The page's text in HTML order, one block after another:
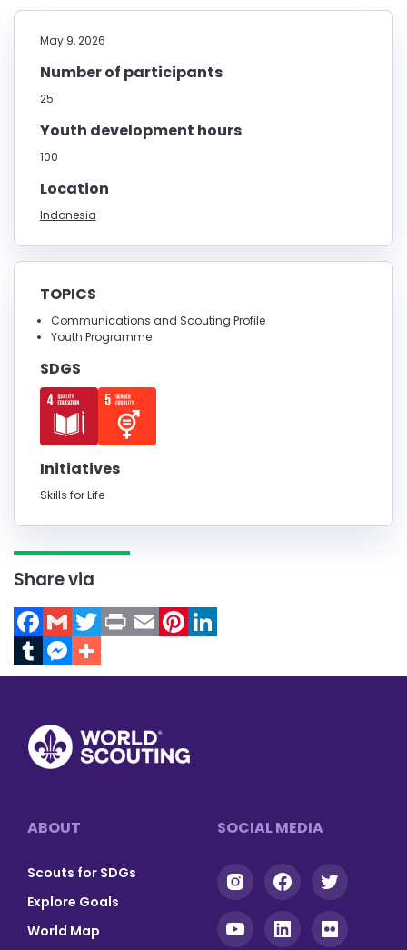
May 9, 2026
Number of participants
25
Youth development hours
100
Location
Indonesia
TOPICS
Communications and Scouting Profile
Youth Programme
SDGS
Initiatives
Skills for Life
Share via
Facebook
GmailTwitter
TumblrMessenger
Footer
ABOUT
Scouts for SDGs
Explore Goals
World Map
SOCIAL MEDIA